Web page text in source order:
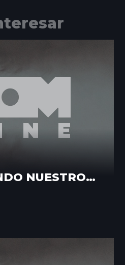
NUESTROS